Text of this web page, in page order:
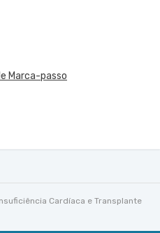
Marca-passo
Cardíaca e Transplante